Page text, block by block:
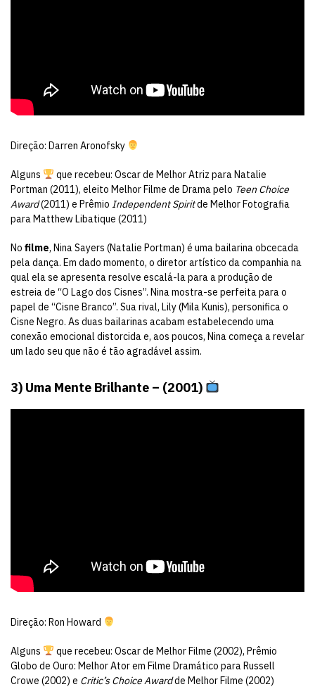
Direção: Darren Aronofsky
Alguns
que recebeu: Oscar de Melhor Atriz para Natalie
Portman (2011), eleito Melhor Filme de Drama pelo Teen Choice
Award(2011) e Prêmio Independent Spiritde Melhor Fotografia
para Matthew Libatique (2011)
No filme, Nina Sayers (Natalie Portman) é uma bailarina obcecada
pela dança. Em dado momento, o diretor artístico da companhia na
qual ela se apresenta resolve escalá-la para a produção de
estreia de “O Lago dos Cisnes”. Nina mostra-se perfeita para o
papel de “Cisne Branco”. Sua rival, Lily (Mila Kunis), personifica o
Cisne Negro. As duas bailarinas acabam estabelecendo uma
conexão emocional distorcida e, aos poucos, Nina começa a revelar
um lado seu que não é tão agradável assim.
3) Uma Mente Brilhante – (2001)
Direção: Ron Howard
Alguns
que recebeu: Oscar de Melhor Filme (2002), Prêmio
Globo de Ouro: Melhor Ator em Filme Dramático para Russell
Crowe (2002) e Critic’s Choice Awardde Melhor Filme (2002)